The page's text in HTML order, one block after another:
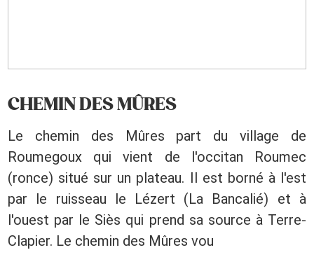
CHEMIN DES MÛRES
Le chemin des Mûres part du village de
Roumegoux qui vient de l'occitan Roumec
(ronce) situé sur un plateau. Il est borné à l'est
par le ruisseau le Lézert (La Bancalié) et à
l'ouest par le Siès qui prend sa source à Terre-
Clapier. Le chemin des Mûres vou